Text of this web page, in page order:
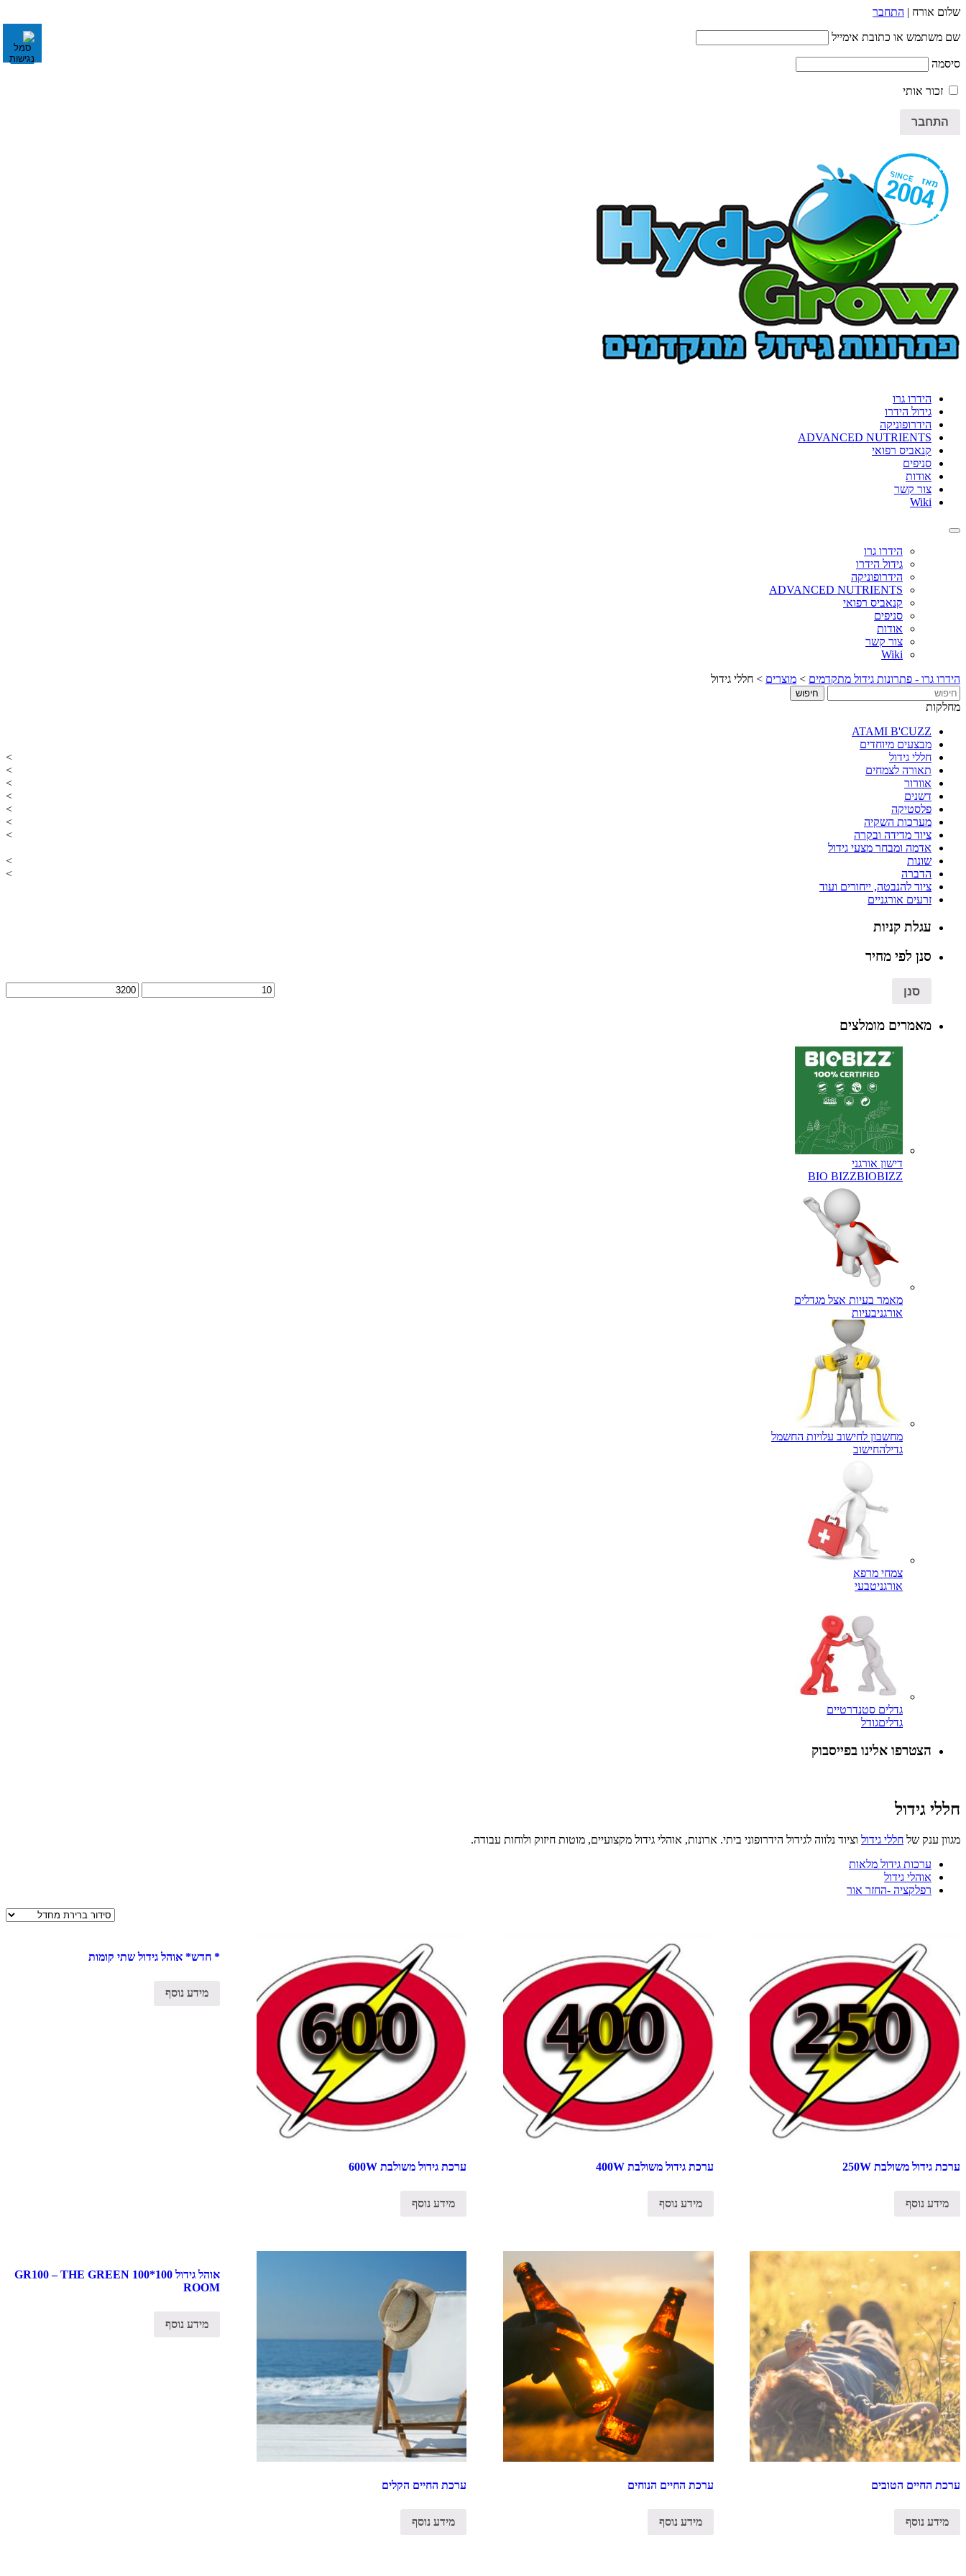
שלום אורח | התחבר
שם משתמש או כתובת אימייל
סיסמה
זכור אותי
הידרו גרו
גידול הידרו
הידרופוניקה
ADVANCED NUTRIENTS
קנאביס רפואי
סניפים
אודות
צור קשר
Wiki
Toggle
הידרו גרו
גידול הידרו
הידרופוניקה
ADVANCED NUTRIENTS
קנאביס רפואי
סניפים
אודות
צור קשר
Wiki
הידרו גרו - פתרונות גידול מתקדמים > מוצרים > חללי גידול
מחלקות
ATAMI B'CUZZ
מבצעים מיוחדים
חללי גידול
תאורה לצמחים
אוורור
דשנים
פלסטיקה
מערכות השקיה
ציוד מדידה ובקרה
אדמה ומבחר מצעי גידול
שונות
הדברה
ציוד להנבטה, ייחורים ועוד
זרעים אורגניים
עגלת קניות
סנן לפי מחיר
סנן
מאמרים מומלצים
דישון אורגני
BIO BIZZBIOBIZZ
מאמר בעיות אצל מגדלים
אורגניבעיות
מחשבון לחישוב עלויות החשמל
גדילהחישוב
צמחי מרפא
אורגניטבעי
גדלים סטנדרטיים
גדליםגודל
הצטרפו אלינו בפייסבוק
חללי גידול
מגוון ענק של חללי גידול וציוד נלווה לגידול הידרופוני ביתי. ארונות, אוהלי גידול מקצועיים, מוטות חיזוק ולוחות עבודה.
ערכות גידול מלאות
אוהלי גידול
רפלקציה -החזר אור
ערכת גידול משולבת 250W
מידע נוסף
ערכת גידול משולבת 400W
מידע נוסף
ערכת גידול משולבת 600W
מידע נוסף
* חדש* אוהל גידול שתי קומות
מידע נוסף
ערכת החיים הטובים
מידע נוסף
ערכת החיים הנוחים
מידע נוסף
ערכת החיים הקלים
מידע נוסף
אוהל גידול 100*100 GR100 – THE GREEN
ROOM
מידע נוסף